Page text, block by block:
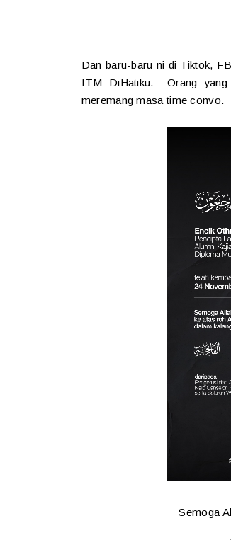
Dan baru-baru ni di Tiktok,
ITM DiHatiku. Orang yang
meremang masa time convo.
Semoga